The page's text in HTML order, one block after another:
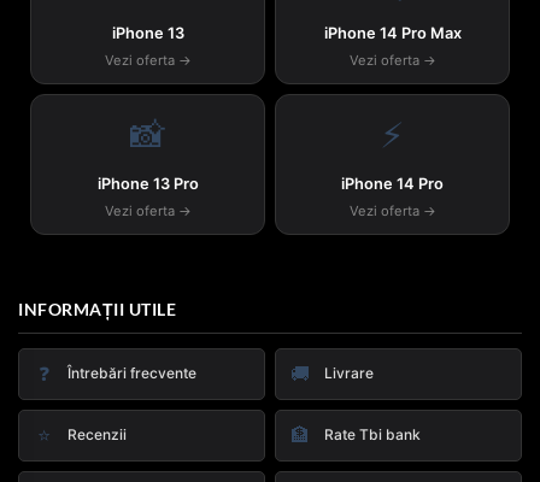
iPhone 13
Vezi oferta →
iPhone 14 Pro Max
Vezi oferta →
📸
iPhone 13 Pro
Vezi oferta →
⚡
iPhone 14 Pro
Vezi oferta →
INFORMAȚII UTILE
❓ Întrebări frecvente 🚚 Livrare
⭐ Recenzii 🏦 Rate Tbi bank